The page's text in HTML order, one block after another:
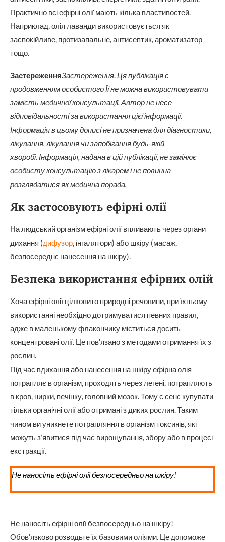
Практично всі ефірні олії мають кілька властивостей.
Наприклад, олія лаванди використовується як
заспокійливе, протизапальне, антисептик, ароматизатор
тощо.
ЗастереженняЗастереження.Ця публікація є
продовженням особистого Її не можна використовувати
замість медичної консультації. Автор не несе
відповідальності за використання цієї інформації.
Інформація в цьому дописі не призначена для діагностики,
лікування, лікування чи запобігання будь-якій
хворобі. Інформація, надана в цій публікації, не замінює
особисту консультацію з лікарем і не повинна
розглядатися як медична порада.
Як застосовують ефірні олії
На людський організм ефірні олії впливають через органи
дихання (дифузор, інгалятори) або шкіру (масаж,
безпосереднє нанесення на шкіру).
Безпека використання ефірних олій
Хоча ефірні олії цілковито природні речовини, при їхньому
використанні необхідно дотримуватися певних правил,
адже в маленькому флакончику міститься досить
концентровані олії. Це пов’язано з методами отримання їх з
рослин.
Під час вдихання або нанесення на шкіру ефірна олія
потрапляє в організм, проходять через легені, потрапляють
в кров, нирки, печінку, головний мозок. Тому є сенс купувати
тільки органічні олії або отримані з диких рослин. Таким
чином ви уникнете потрапляння в організм токсинів, які
можуть з’явитися під час вирощування, збору або в процесі
екстракції.
Не наносіть ефірні олії безпосередньо на шкіру!
Не наносіть ефірні олії безпосередньо на шкіру!
Обов’язково розводьте їх базовими оліями. Це допоможе